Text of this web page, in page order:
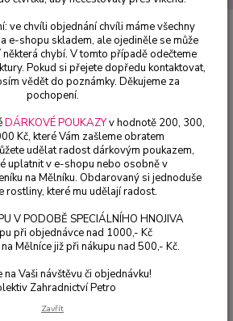
Aloisie (Lippia citriodora) - cena za kus v 3-
citriodora) - cena
balení
ve chvíli objednání chvíli máme všechny
e-shopu skladem, ale ojediněle se může
chybí. V tomto případě odečteme
Pokud si přejete dopředu kontaktovat,
vědět do poznámky. Děkujeme za
pochopení.
DÁRKOVÉ POUKAZYv hodnotě 200, 300,
Kč, které Vám zašleme obratem
udělat radost dárkovým poukazem,
uplatnit v e-shopu nebo osobně v
na Mělníku. Obdarovaný si jednoduše
rostliny, které mu udělají radost.
V PODOBĚ SPECIÁLNÍHO HNOJIVA
při objednávce nad 1000,- Kč
Mělníce již při nákupu nad 500,- Kč.
na Vaši návštěvu či objednávku!
Zahradnictví Petro
Zavřít